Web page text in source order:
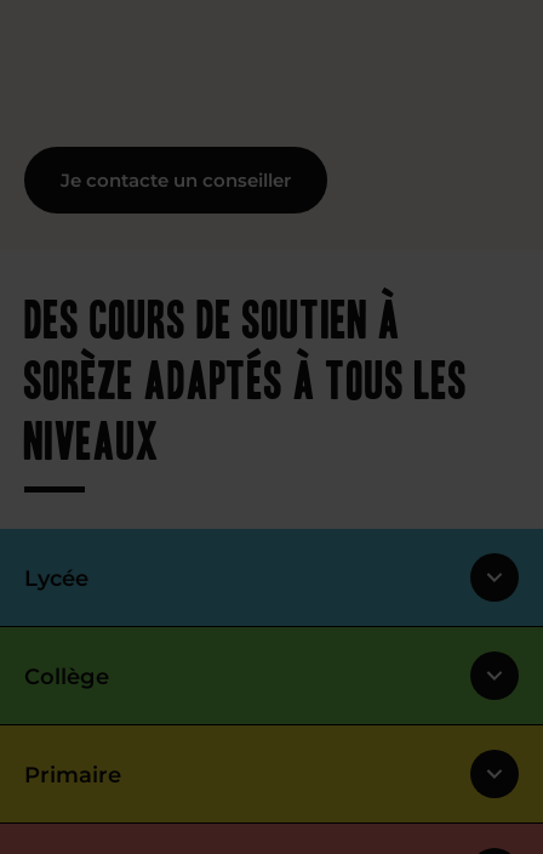
Je contacte un conseiller
Des cours de soutien à
Sorèze adaptés à tous les
niveaux
Lycée
Collège
Primaire